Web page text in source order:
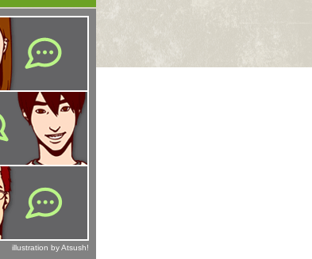
illustration by Atsush!